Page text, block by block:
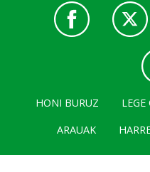
HONI BURUZ LEGE
ARAUAK